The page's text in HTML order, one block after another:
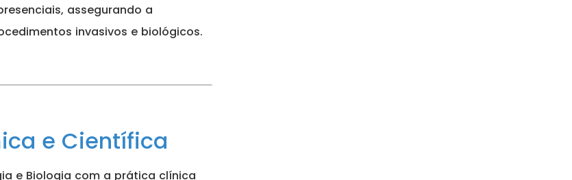
assegurando a
invasivos e biológicos.
e Científica
e Biologia com a prática clínica